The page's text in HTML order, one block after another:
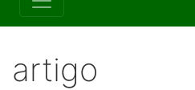
artigo